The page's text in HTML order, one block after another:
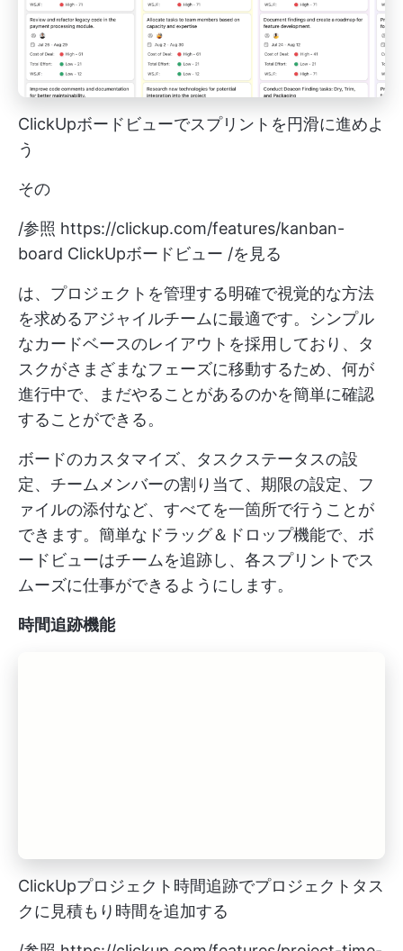
ClickUpボードビューでスプリントを円滑に進めよ
う
その
/参照 https://clickup.com/features/kanban-
board ClickUpボードビュー /を見る
は、プロジェクトを管理する明確で視覚的な方法
を求めるアジャイルチームに最適です。シンプル
なカードベースのレイアウトを採用しており、タ
スクがさまざまなフェーズに移動するため、何が
進行中で、まだやることがあるのかを簡単に確認
することができる。
ボードのカスタマイズ、タスクステータスの設
定、チームメンバーの割り当て、期限の設定、フ
ァイルの添付など、すべてを一箇所で行うことが
できます。簡単なドラッグ＆ドロップ機能で、ボ
ードビューはチームを追跡し、各スプリントでス
ムーズに仕事ができるようにします。
時間追跡機能
ClickUpプロジェクト時間追跡でプロジェクトタス
クに見積もり時間を追加する